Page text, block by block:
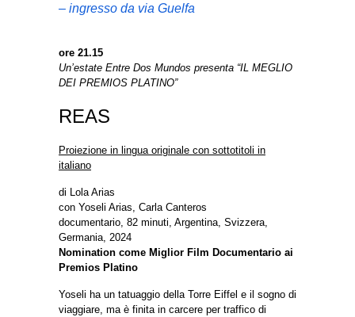
– ingresso da via Guelfa
ore 21.15
Un’estate Entre Dos Mundos presenta “IL MEGLIO
DEI PREMIOS PLATINO”
REAS
Proiezione in lingua originale con sottotitoli in
italiano
di Lola Arias
con Yoseli Arias, Carla Canteros
documentario, 82 minuti, Argentina, Svizzera,
Germania, 2024
Nomination come Miglior Film Documentario ai
Premios Platino
Yoseli ha un tatuaggio della Torre Eiffel e il sogno di
viaggiare, ma è finita in carcere per traffico di